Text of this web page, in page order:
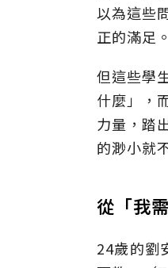
以為這些
正的滿足。
但這些學
什麼」，
力量，踏
的渺小就
從「我
24歲的劉